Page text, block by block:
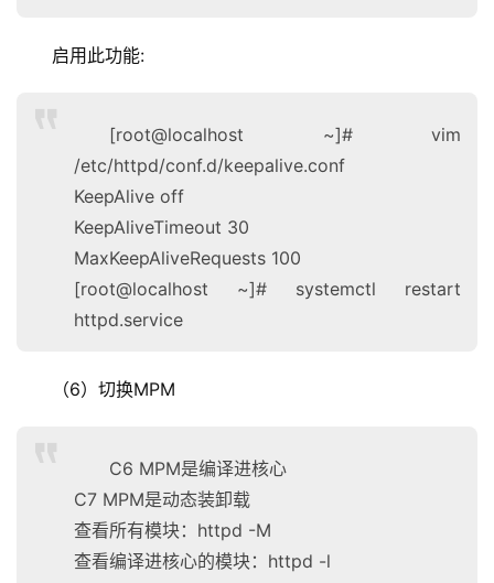
启用此功能:
[root@localhost ~]# vim
/etc/httpd/conf.d/keepalive.conf
KeepAlive off
KeepAliveTimeout 30
MaxKeepAliveRequests 100
[root@localhost ~]# systemctl restart
httpd.service
（6）切换MPM
C6 MPM是编译进核心
C7 MPM是动态装卸载
查看所有模块：httpd -M
查看编译进核心的模块：httpd -l